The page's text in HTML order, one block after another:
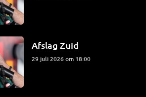
Afslag Zuid
29 juli 2026 om 18:00